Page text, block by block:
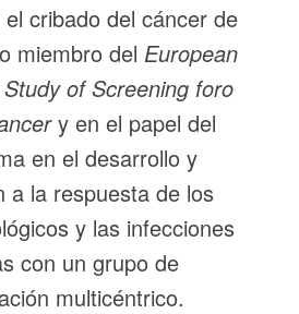
cribado del cáncer de
miembro del European
of Screening foro
y en el papel del
en el desarrollo y
a la respuesta de los
y las infecciones
con un grupo de
multicéntrico.